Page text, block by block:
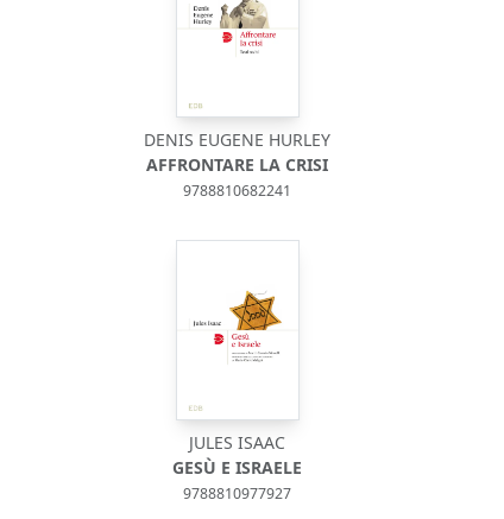
DENIS EUGENE HURLEY
AFFRONTARE LA CRISI
9788810682241
JULES ISAAC
GESÙ E ISRAELE
9788810977927